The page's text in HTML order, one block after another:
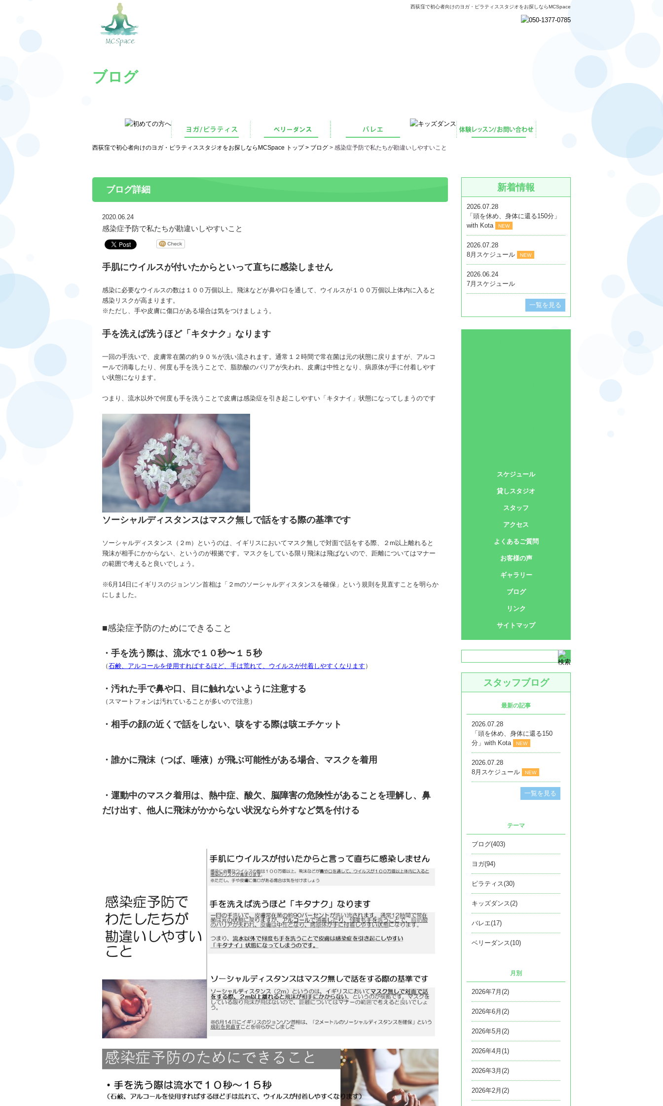
西荻窪で初心者向けのヨガ・ピラティススタジオをお探しならMCSpace
ブログ
西荻窪で初心者向けのヨガ・ピラティススタジオをお探しならMCSpace トップ > ブログ > 感染症予防で私たちが勘違いしやすいこと
ブログ詳細
2020.06.24
感染症予防で私たちが勘違いしやすいこと
手肌にウイルスが付いたからといって直ちに感染しません
感染に必要なウイルスの数は１００万個以上。飛沫などが鼻や口を通して、ウイルスが１００万個以上体内に入ると
感染リスクが高まります。
※ただし、手や皮膚に傷口がある場合は気をつけましょう。
手を洗えば洗うほど「キタナク」なります
一回の手洗いで、皮膚常在菌の約９０％が洗い流されます。通常１２時間で常在菌は元の状態に戻りますが、アルコ
ールで消毒したり、何度も手を洗うことで、脂肪酸のバリアが失われ、皮膚は中性となり、病原体が手に付着しやす
い状態になります。
つまり、流水以外で何度も手を洗うことで皮膚は感染症を引き起こしやすい「キタナイ」状態になってしまうのです
ソーシャルディスタンスはマスク無しで話をする際の基準です
ソーシャルディスタンス（２m）というのは、イギリスにおいてマスク無しで対面で話をする際、２m以上離れると
飛沫が相手にかからない、というのが根拠です。マスクをしている限り飛沫は飛ばないので、距離についてはマナー
の範囲で考えると良いでしょう。
※6月14日にイギリスのジョンソン首相は「２mのソーシャルディスタンスを確保」という規則を見直すことを明らか
にしました。
■感染症予防のためにできること
・手を洗う際は、流水で１０秒〜１５秒
（石鹸、アルコールを使用すればするほど、手は荒れて、ウイルスが付着しやすくなります ）
・汚れた手で鼻や口、目に触れないように注意する
（スマートフォンは汚れていることが多いので注意）
・相手の顔の近くで話をしない、咳をする際は咳エチケット
・誰かに飛沫（つば、唾液）が飛ぶ可能性がある場合、マスクを着用
・運動中のマスク着用は、熱中症、酸欠、脳障害の危険性があることを理解し、鼻
だけ出す、他人に飛沫がかからない状況なら外すなど気を付ける
新着情報
2026.07.28
「頭を休め、身体に還る150分」
with Kota
NEW
2026.07.28
8月スケジュール
NEW
2026.06.24
7月スケジュール
一覧を見る
スケジュール
貸しスタジオ
スタッフ
アクセス
よくあるご質問
お客様の声
ギャラリー
ブログ
リンク
サイトマップ
スタッフブログ
最新の記事
2026.07.28
「頭を休め、身体に還る150
分」with Kota
NEW
2026.07.28
8月スケジュール
NEW
一覧を見る
テーマ
ブログ(403)
ヨガ(94)
ピラティス(30)
キッズダンス(2)
バレエ(17)
ベリーダンス(10)
月別
2026年7月(2)
2026年6月(2)
2026年5月(2)
2026年4月(1)
2026年3月(2)
2026年2月(2)